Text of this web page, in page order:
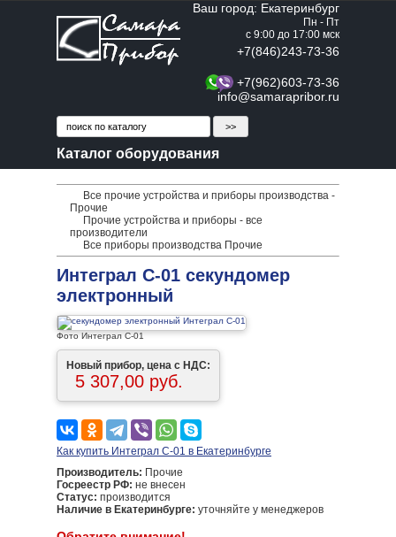
Ваш город: Екатеринбург
Пн - Пт
с 9:00 до 17:00 мск
+7(846)243-73-36
+7(962)603-73-36
info@samarapribor.ru
Каталог оборудования
Все прочие устройства и приборы производства -
Прочие
Прочие устройства и приборы - все
производители
Все приборы производства Прочие
Интеграл С-01 секундомер
электронный
Фото Интеграл С-01
Новый прибор, цена с НДС:
5 307,00 руб.
Как купить Интеграл С-01 в Екатеринбурге
Производитель: Прочие
Госреестр РФ: не внесен
Статус: производится
Наличие в Екатеринбурге: уточняйте у менеджеров